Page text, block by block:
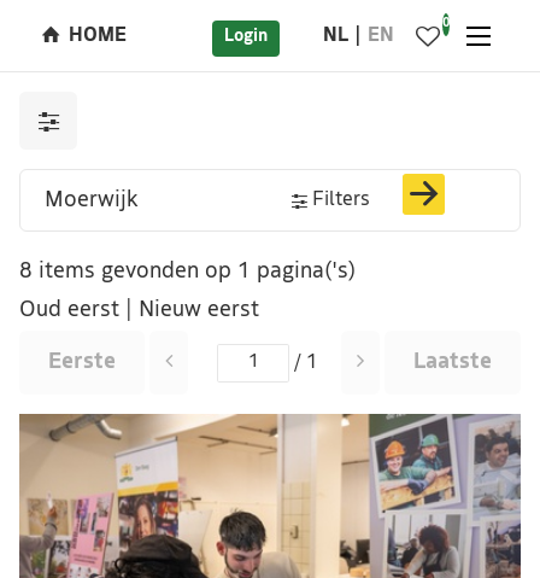
HOME Login NL EN
0
Filters
8 items gevonden op 1 pagina('s)
Oud eerst
Nieuw eerst
Eerste / 1 Laatste